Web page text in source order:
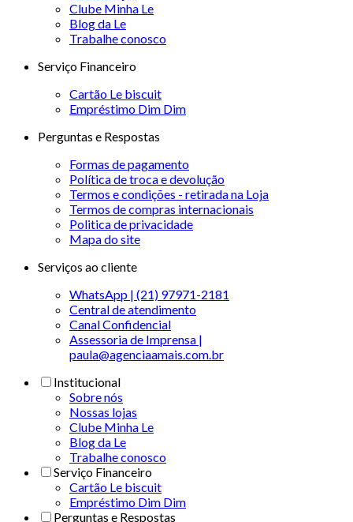
Clube Minha Le
Blog da Le
Trabalhe conosco
Serviço Financeiro
Cartão Le biscuit
Empréstimo Dim Dim
Perguntas e Respostas
Formas de pagamento
Política de troca e devolução
Termos e condições - retirada na Loja
Termos de compras internacionais
Politica de privacidade
Mapa do site
Serviços ao cliente
WhatsApp | (21) 97971-2181
Central de atendimento
Canal Confidencial
Assessoria de Imprensa |
paula@agenciaamais.com.br
Institucional
Sobre nós
Nossas lojas
Clube Minha Le
Blog da Le
Trabalhe conosco
Serviço Financeiro
Cartão Le biscuit
Empréstimo Dim Dim
Perguntas e Respostas